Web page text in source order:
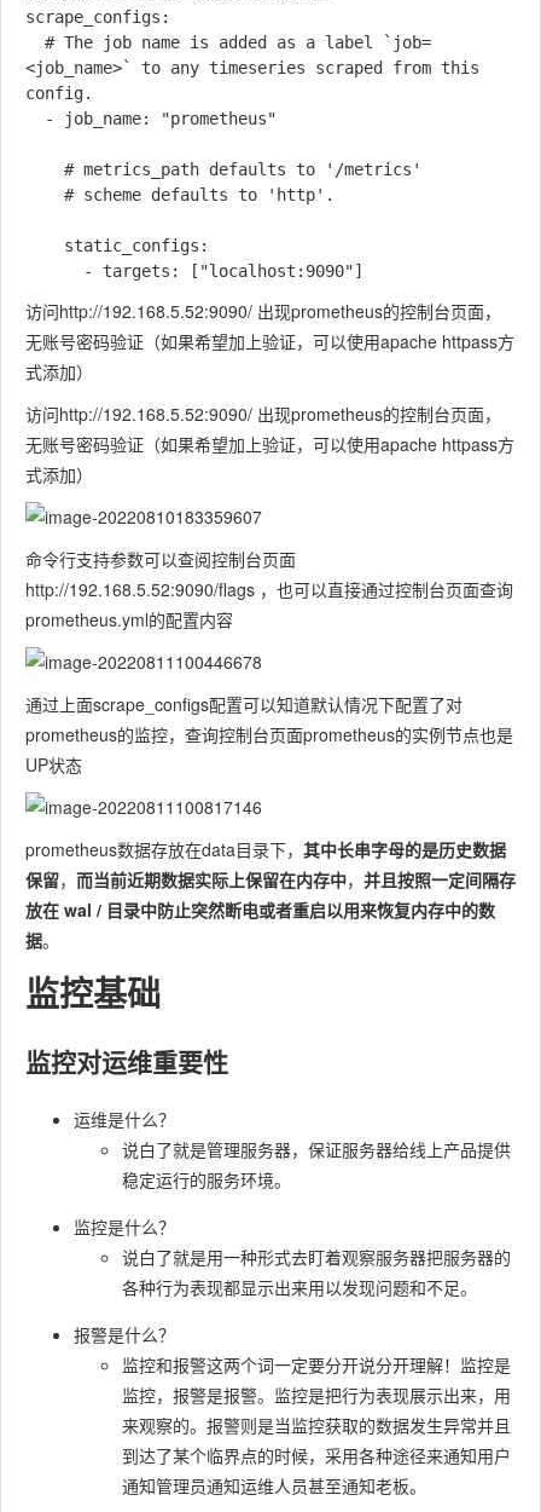
scrape_configs:
<job_name>` to any timeseries scraped from this
config.
访问http://192.168.5.52:9090/ 出现prometheus的控制台页面，
无账号密码验证（如果希望加上验证，可以使用apache httpass方
式添加）
访问http://192.168.5.52:9090/ 出现prometheus的控制台页面，
无账号密码验证（如果希望加上验证，可以使用apache httpass方
式添加）
命令行支持参数可以查阅控制台页面
http://192.168.5.52:9090/flags ，也可以直接通过控制台页面查询
prometheus.yml的配置内容
通过上面scrape_configs配置可以知道默认情况下配置了对
prometheus的监控，查询控制台页面prometheus的实例节点也是
UP状态
prometheus数据存放在data目录下， 其中长串字母的是历史数据
保留， ⽽当前近期数据实际上保留在内存中， 并且按照⼀定间隔存
放在 wal / ⽬录中防⽌突然断电或者重启以⽤来恢复内存中的数
据。
监控基础
监控对运维重要性
运维是什么？
说白了就是管理服务器，保证服务器给线上产品提供
稳定运行的服务环境。
监控是什么？
说白了就是用一种形式去盯着观察服务器把服务器的
各种行为表现都显示出来用以发现问题和不足。
报警是什么？
监控和报警这两个词一定要分开说分开理解！监控是
监控，报警是报警。监控是把行为表现展示出来，用
来观察的。报警则是当监控获取的数据发生异常并且
到达了某个临界点的时候，采用各种途径来通知用户
通知管理员通知运维人员甚至通知老板。